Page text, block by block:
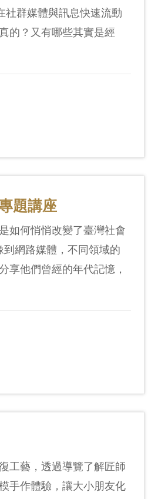
社群媒體與訊息快速流動
的？又有哪些其實是經
題講座
如何悄悄改變了臺灣社會
網路媒體，不同領域的
享他們曾經的年代記憶，
工藝，透過導覽了解匠師
手作體驗，讓大小朋友化